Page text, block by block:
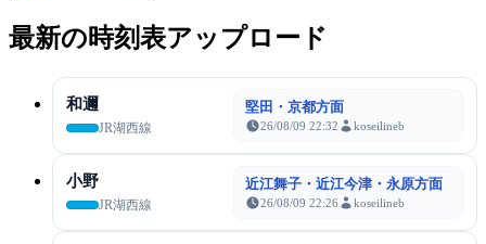
最新の時刻表アップロード
和邇
JR湖西線
堅田・京都方面
26/08/09 22:32 koseilineb
小野
JR湖西線
近江舞子・近江今津・永原方面
26/08/09 22:26 koseilineb